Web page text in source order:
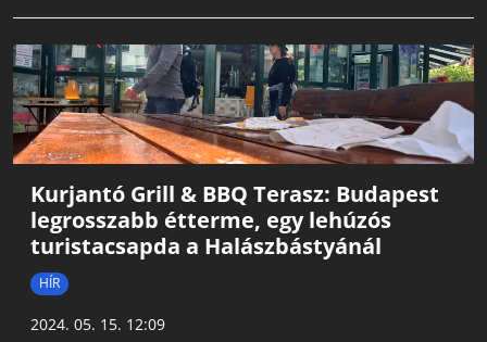
Kurjantó Grill & BBQ Terasz: Budapest
legrosszabb étterme, egy lehúzós
turistacsapda a Halászbástyánál
HÍR
2024. 05. 15. 12:09